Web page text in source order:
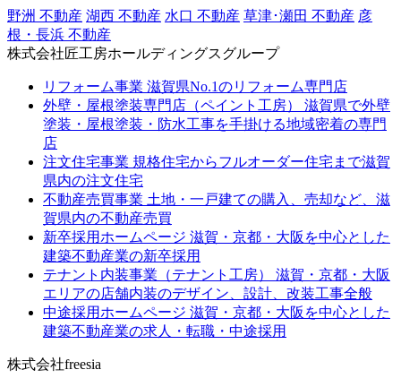
野洲 不動産 湖西 不動産 水口 不動産 草津･瀬田 不動産 彦
根・長浜 不動産
株式会社匠工房ホールディングスグループ
リフォーム事業 滋賀県No.1のリフォーム専門店
外壁・屋根塗装専門店（ペイント工房）
滋賀県で外壁
塗装・屋根塗装・防水工事を手掛ける地域密着の専門
店
注文住宅事業 規格住宅からフルオーダー住宅まで滋賀
県内の注文住宅
不動産売買事業 土地・一戸建ての購入、売却など、滋
賀県内の不動産売買
新卒採用ホームページ 滋賀・京都・大阪を中心とした
建築不動産業の新卒採用
テナント内装事業（テナント工房）
滋賀・京都・大阪
エリアの店舗内装のデザイン、設計、改装工事全般
中途採用ホームページ 滋賀・京都・大阪を中心とした
建築不動産業の求人・転職・中途採用
株式会社freesia